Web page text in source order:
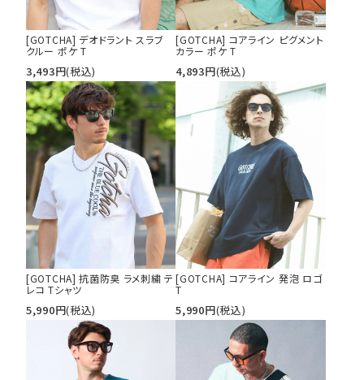
[GOTCHA] デオドラント スラブ
クルー ポケ T
3,493円(税込)
[GOTCHA] コアライン ピグメント
カラー ポケ T
4,893円(税込)
[GOTCHA] 抗菌防臭 ラメ刺繍 テ
レコ Tシャツ
5,990円(税込)
[GOTCHA] コアライン 発泡 ロゴ
T
5,990円(税込)